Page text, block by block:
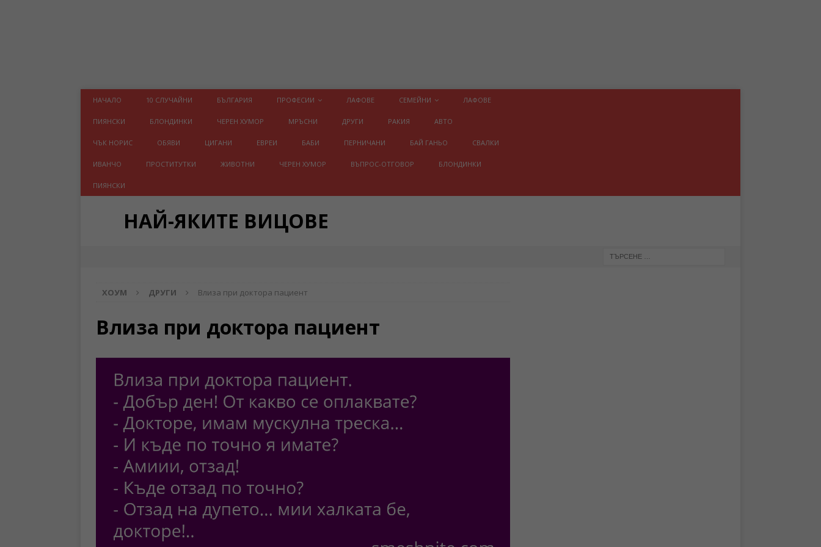
НАЧАЛО 10 СЛУЧАЙНИ БЪЛГАРИЯ ПРОФЕСИИ ЛАФОВЕ СЕМЕЙНИ ЛАФОВЕ
ПИЯНСКИ БЛОНДИНКИ ЧЕРЕН ХУМОР МРЪСНИ ДРУГИ РАКИЯ АВТО
ЧЪК НОРИС ОБЯВИ ЦИГАНИ ЕВРЕИ БАБИ ПЕРНИЧАНИ БАЙ ГАНЬО СВАЛКИ
ИВАНЧО ПРОСТИТУТКИ ЖИВОТНИ ЧЕРЕН ХУМОР ВЪПРОС-ОТГОВОР БЛОНДИНКИ
ПИЯНСКИ
НАЙ-ЯКИТЕ ВИЦОВЕ
ХОУМ ДРУГИ Влиза при доктора пациент
Влиза при доктора пациент